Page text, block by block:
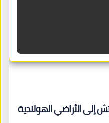
إلى الأراضي الهولندية